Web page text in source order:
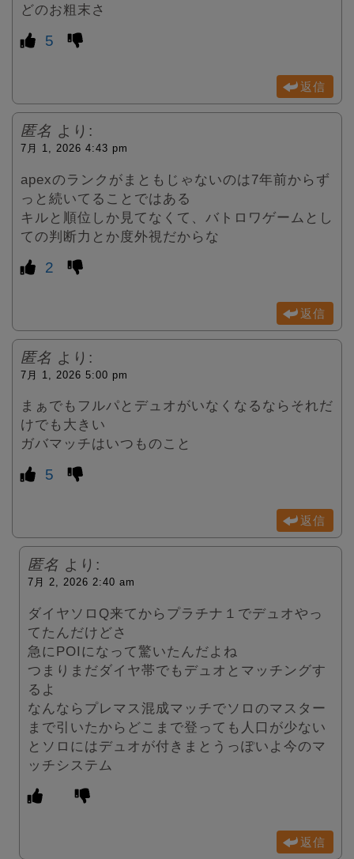
どのお粗末さ
5
返信
匿名 より:
7月 1, 2026 4:43 pm
apexのランクがまともじゃないのは7年前からず
っと続いてることではある
キルと順位しか見てなくて、バトロワゲームとし
ての判断力とか度外視だからな
2
返信
匿名 より:
7月 1, 2026 5:00 pm
まぁでもフルパとデュオがいなくなるならそれだ
けでも大きい
ガバマッチはいつものこと
5
返信
匿名 より:
7月 2, 2026 2:40 am
ダイヤソロQ来てからプラチナ１でデュオやっ
てたんだけどさ
急にPOIになって驚いたんだよね
つまりまだダイヤ帯でもデュオとマッチングす
るよ
なんならプレマス混成マッチでソロのマスター
まで引いたからどこまで登っても人口が少ない
とソロにはデュオが付きまとうっぽいよ今のマ
ッチシステム
返信